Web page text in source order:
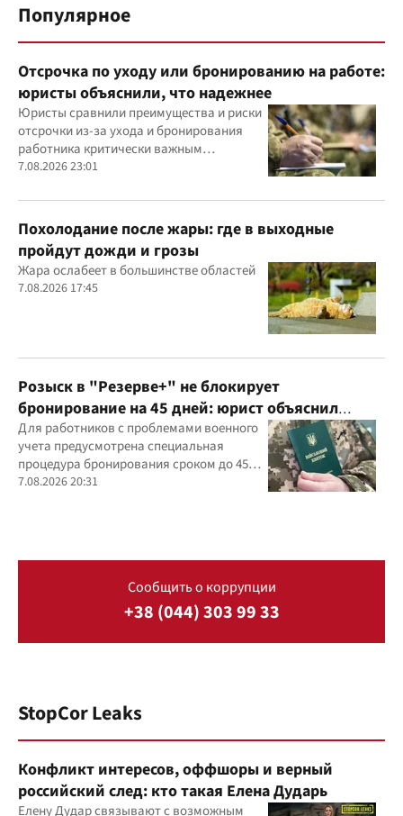
Популярное
Отсрочка по уходу или бронированию на работе:
юристы объяснили, что надежнее
Юристы сравнили преимущества и риски
отсрочки из-за ухода и бронирования
работника критически важным
предприятием
7.08.2026 23:01
Похолодание после жары: где в выходные
пройдут дожди и грозы
Жара ослабеет в большинстве областей
7.08.2026 17:45
Розыск в "Резерве+" не блокирует
бронирование на 45 дней: юрист объяснил
важный нюанс
Для работников с проблемами военного
учета предусмотрена специальная
процедура бронирования сроком до 45
дней
7.08.2026 20:31
Сообщить о коррупции
+38 (044) 303 99 33
StopCor Leaks
Конфликт интересов, оффшоры и верный
российский след: кто такая Елена Дударь
Елену Дудар связывают с возможным